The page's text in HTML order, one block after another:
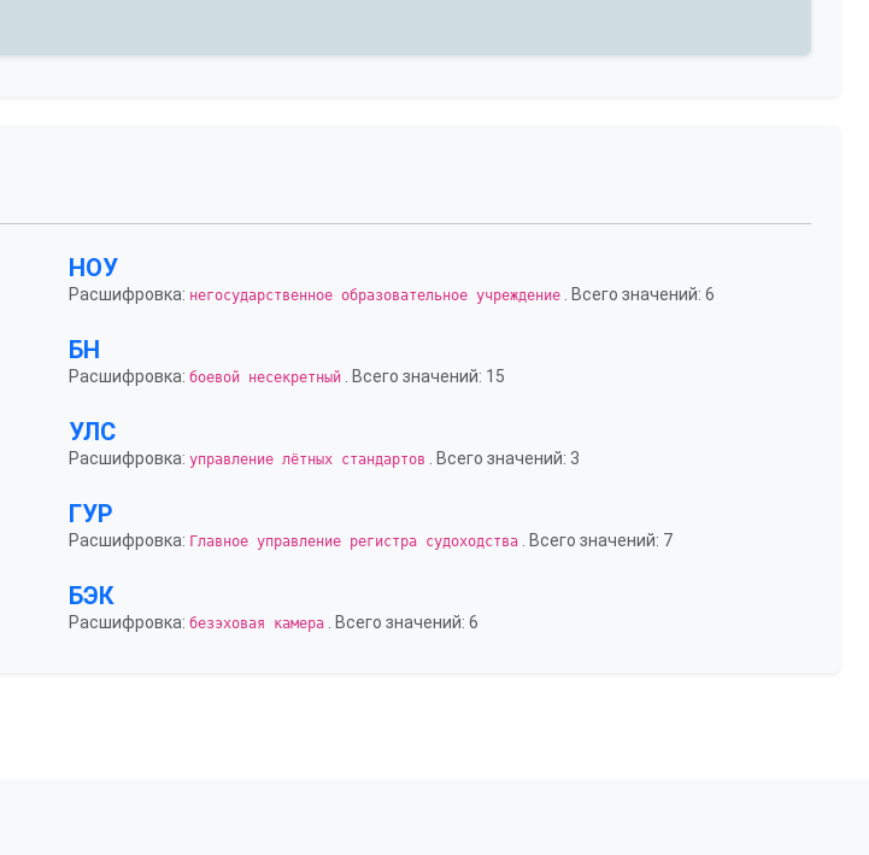
НОУ
Расшифровка: негосударственное образовательное учреждение . Всего значений: 6
БН
Расшифровка: боевой несекретный . Всего значений: 15
УЛС
Расшифровка: управление лётных стандартов . Всего значений: 3
ГУР
Расшифровка: Главное управление регистра судоходства . Всего значений: 7
БЭК
Расшифровка: безэховая камера . Всего значений: 6